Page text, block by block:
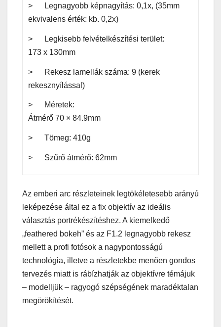
> Legnagyobb képnagyítás: 0,1x, (35mm
ekvivalens érték: kb. 0,2x)
> Legkisebb felvételkészítési terület:
173 x 130mm
> Rekesz lamellák száma: 9 (kerek
rekesznyílással)
> Méretek:
Átmérő 70 × 84.9mm
> Tömeg: 410g
> Szűrő átmérő: 62mm
Az emberi arc részleteinek legtökéletesebb arányú
leképezése által ez a fix objektív az ideális
választás portrékészítéshez. A kiemelkedő
„feathered bokeh” és az F1.2 legnagyobb rekesz
mellett a profi fotósok a nagypontosságú
technológia, illetve a részletekbe menően gondos
tervezés miatt is rábízhatják az objektívre témájuk
– modelljük – ragyogó szépségének maradéktalan
megörökítését.